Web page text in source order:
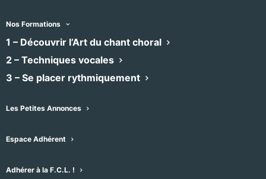
Nos Formations
1 – Découvrir l’Art du chant choral
2 – Techniques vocales
3 – Se placer rythmiquement
Les Petites Annonces
Espace Adhérent
Adhérer à la F.C.L. !
avez reçue par mail
Une fois ces informations validées, vous serez
redirigé sur l’interface de modification de
votre annonce
Email et clé d’accès de
l’annonce
Adresse email